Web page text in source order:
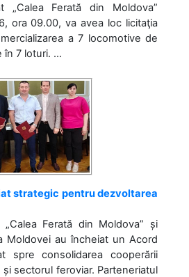
„Calea Ferată din Moldova”
ora 09.00, va avea loc licitaţia
a 7 locomotive de
7 loturi. ...
strategic pentru dezvoltarea
Ferată din Moldova” și
Moldovei au încheiat un Acord
spre consolidarea cooperării
sectorul feroviar. Parteneriatul